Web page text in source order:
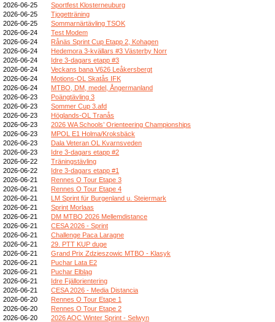
2026-06-25
Sportfest Klosterneuburg
2026-06-25
Tjogetträning
2026-06-25
Sommarnärtävling TSOK
2026-06-24
Test Modem
2026-06-24
Rånäs Sprint Cup Etapp 2, Kohagen
2026-06-24
Hedemora 3-kvällars #3 Västerby Norr
2026-06-24
Idre 3-dagars etapp #3
2026-06-24
Veckans bana V626 Leåkersbergt
2026-06-24
Motions-OL Skatås IFK
2026-06-24
MTBO, DM, medel, Ångermanland
2026-06-23
Poängtävling 3
2026-06-23
Sommer Cup 3.afd
2026-06-23
Höglands-OL Tranås
2026-06-23
2026 WA Schools’ Orienteering Championships
2026-06-23
MPOL E1 Holma/Kroksbäck
2026-06-23
Dala Veteran OL Kvarnsveden
2026-06-23
Idre 3-dagars etapp #2
2026-06-22
Träningstävling
2026-06-22
Idre 3-dagars etapp #1
2026-06-21
Rennes O Tour Etape 3
2026-06-21
Rennes O Tour Etape 4
2026-06-21
LM Sprint für Burgenland u. Steiermark
2026-06-21
Sprint Morlaas
2026-06-21
DM MTBO 2026 Mellemdistance
2026-06-21
CESA 2026 - Sprint
2026-06-21
Challenge Paca Laragne
2026-06-21
29. PTT KUP duge
2026-06-21
Grand Prix Zdzieszowic MTBO - Klasyk
2026-06-21
Puchar Lata E2
2026-06-21
Puchar Elbląg
2026-06-21
Idre Fjällorientering
2026-06-21
CESA 2026 - Media Distancia
2026-06-20
Rennes O Tour Etape 1
2026-06-20
Rennes O Tour Etape 2
2026-06-20
2026 AOC Winter Sprint - Selwyn